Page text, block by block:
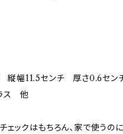
縦幅11.5センチ 厚さ0.6セン
ス 他
ックはもちろん、家で使うの